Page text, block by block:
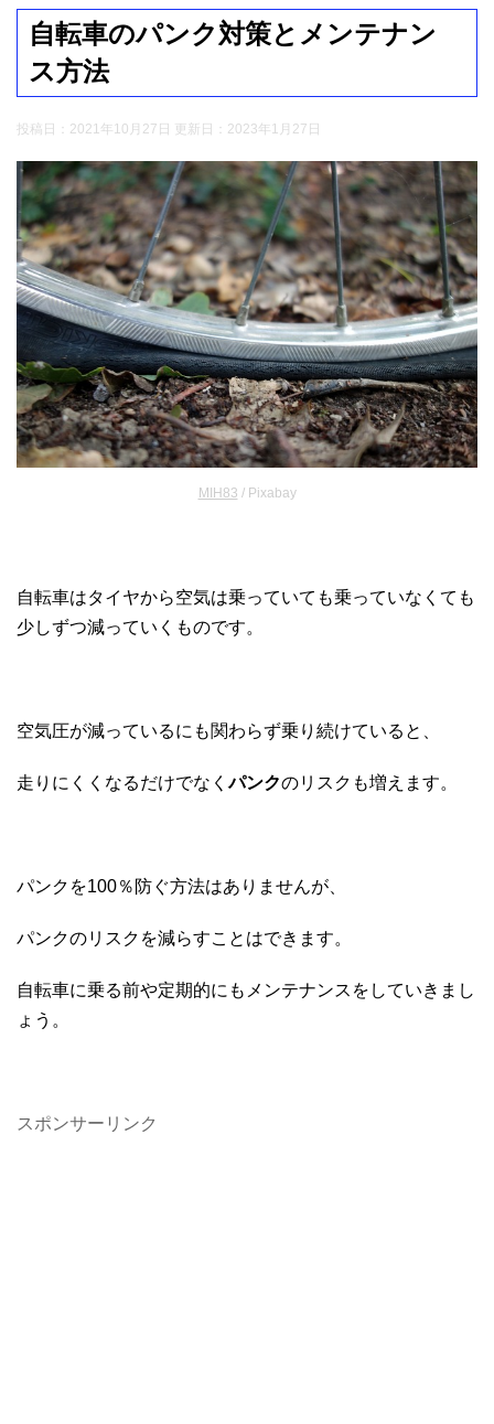
自転車のパンク対策とメンテナン
ス方法
投稿日：2021年10月27日 更新日： 2023年1月27日
MIH83 / Pixabay
自転車はタイヤから空気は乗っていても乗っていなくても
少しずつ減っていくものです。
空気圧が減っているにも関わらず乗り続けていると、
走りにくくなるだけでなくパンクのリスクも増えます。
パンクを100％防ぐ方法はありませんが、
パンクのリスクを減らすことはできます。
自転車に乗る前や定期的にもメンテナンスをしていきまし
ょう。
スポンサーリンク